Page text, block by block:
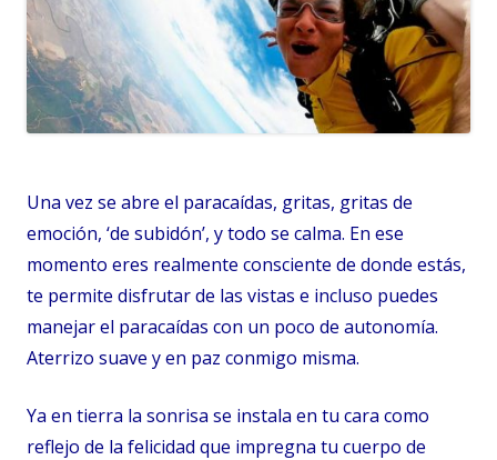
Una vez se abre el paracaídas, gritas, gritas de
emoción, ‘de subidón’, y todo se calma. En ese
momento eres realmente consciente de donde estás,
te permite disfrutar de las vistas e incluso puedes
manejar el paracaídas con un poco de autonomía.
Aterrizo suave y en paz conmigo misma.
Ya en tierra la sonrisa se instala en tu cara como
reflejo de la felicidad que impregna tu cuerpo de